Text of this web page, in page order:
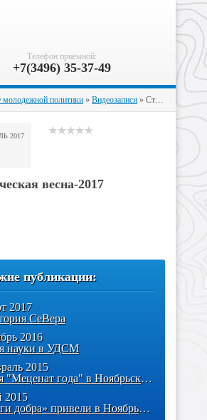
Телефон приемной:
+7(3496) 35-37-49
молодежной политики » Видеозаписи » Студенческая весна-2017
2017
весна-2017
публикации:
2017
СеВера
2016
науки в УДСМ
2015
Звания "Меценат года" в Ноябрьске удостоились 14 человек
2015
«Дороги добра» привели в Ноябрьск немецких психологов